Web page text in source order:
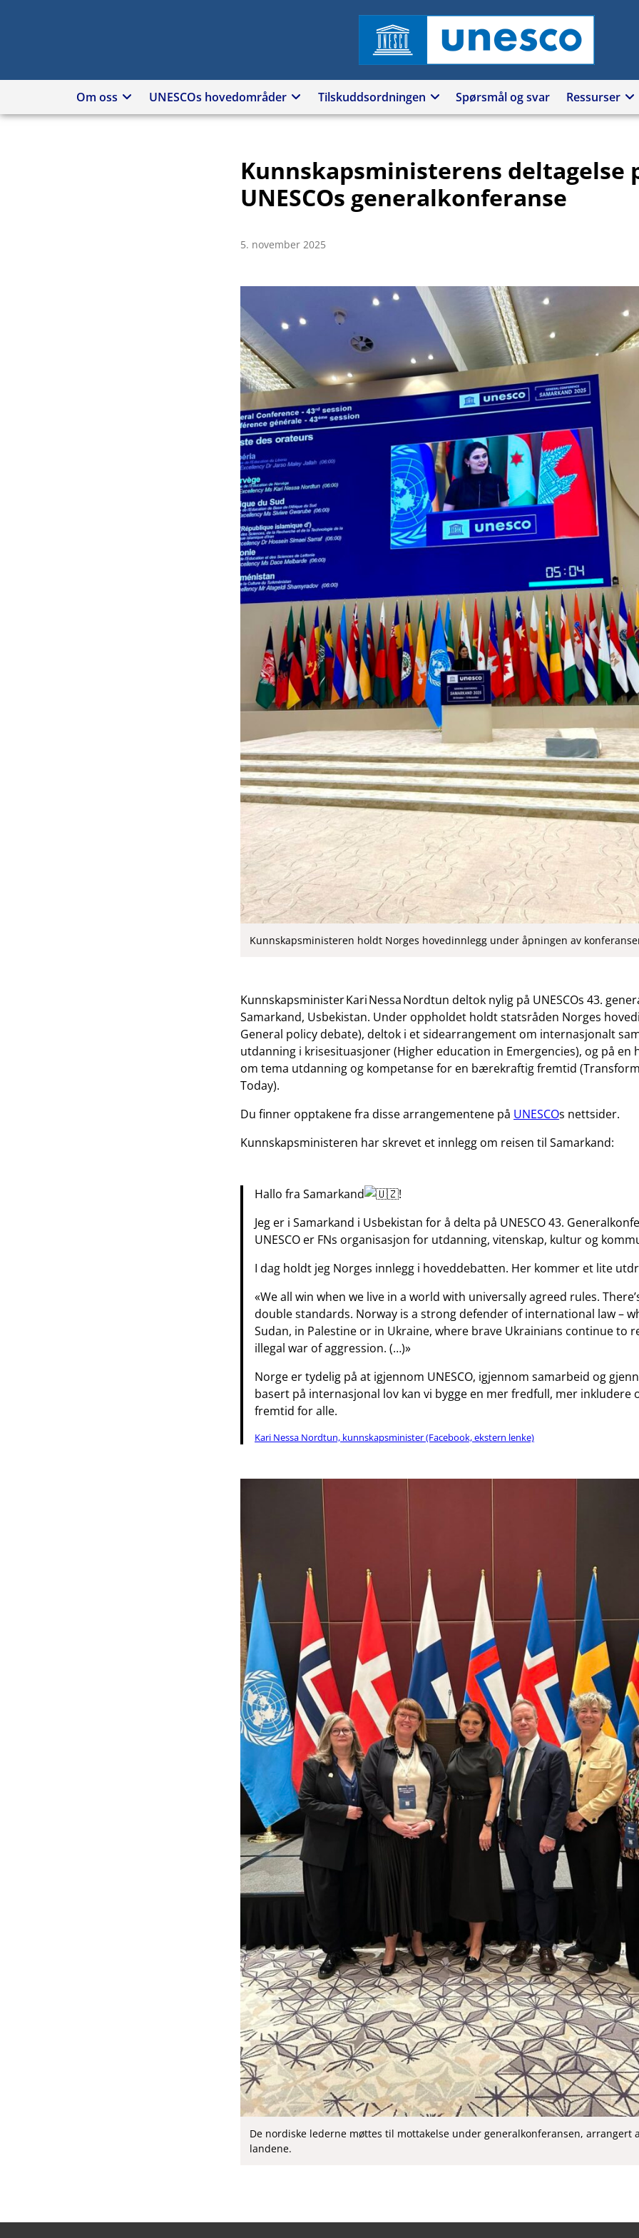
UNESCO
Om oss UNESCOs hovedområder Tilskuddsordningen Spørsmål og svar Ressurser
Kunnskapsministerens deltagelse
UNESCOs generalkonferanse
5. november 2025
Kunnskapsministeren holdt Norges hovedinnlegg under åpningen av
Kunnskapsminister Kari Nessa Nordtun deltok nylig på UNESCOs 43.
Samarkand, Usbekistan. Under oppholdet holdt statsråden Norges
General policy debate), deltok i et sidearrangement om internasjonalt
utdanning i krisesituasjoner (Higher education in Emergencies), og på en
om tema utdanning og kompetanse for en bærekraftig fremtid
Today).
Du finner opptakene fra disse arrangementene på UNESCOs nettsider.
Kunnskapsministeren har skrevet et innlegg om reisen til Samarkand:
Hallo fra Samarkand
!
Jeg er i Samarkand i Usbekistan for å delta på UNESCO 43.
UNESCO er FNs organisasjon for utdanning, vitenskap, kultur og
I dag holdt jeg Norges innlegg i hoveddebatten. Her kommer et lite
«We all win when we live in a world with universally agreed rules.
double standards. Norway is a strong defender of international law –
Sudan, in Palestine or in Ukraine, where brave Ukrainians continue to
illegal war of aggression. (…)»
Norge er tydelig på at igjennom UNESCO, igjennom samarbeid og
basert på internasjonal lov kan vi bygge en mer fredfull, mer inkludere
fremtid for alle.
Kari Nessa Nordtun, kunnskapsminister (Facebook, ekstern lenke)
De nordiske lederne møttes til mottakelse under generalkonferansen, arrangert
landene.